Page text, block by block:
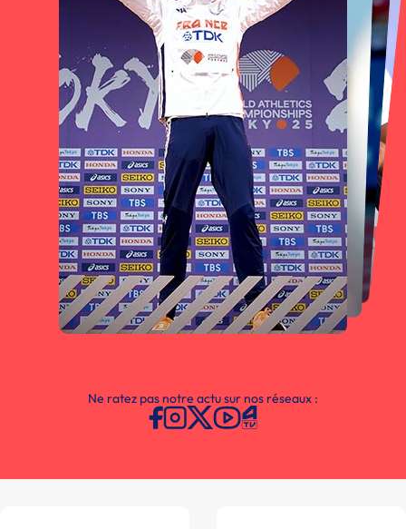
Ne ratez pas notre actu sur nos réseaux :